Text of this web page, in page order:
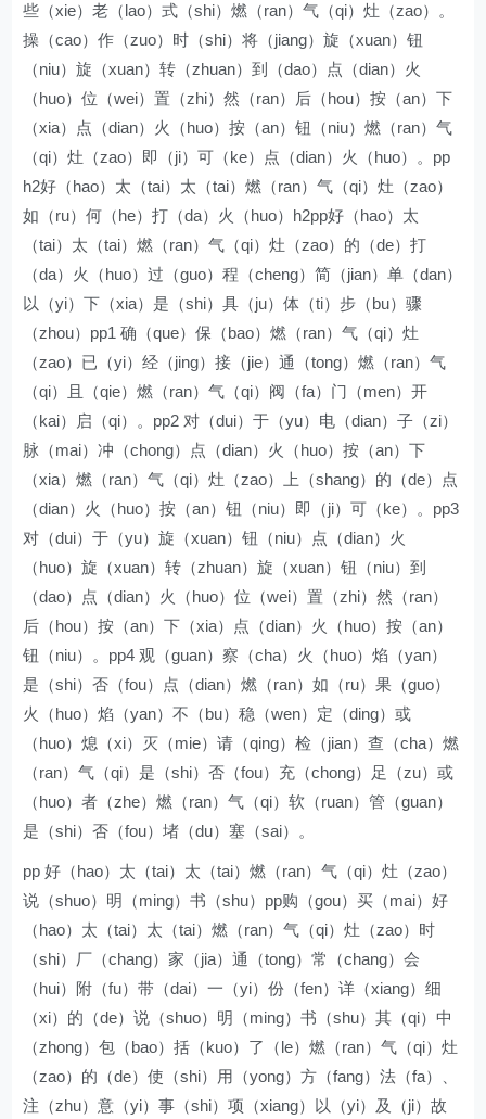
些（xie）老（lao）式（shi）燃（ran）气（qi）灶（zao）。
操（cao）作（zuo）时（shi）将（jiang）旋（xuan）钮
（niu）旋（xuan）转（zhuan）到（dao）点（dian）火
（huo）位（wei）置（zhi）然（ran）后（hou）按（an）下
（xia）点（dian）火（huo）按（an）钮（niu）燃（ran）气
（qi）灶（zao）即（ji）可（ke）点（dian）火（huo）。pp
h2好（hao）太（tai）太（tai）燃（ran）气（qi）灶（zao）
如（ru）何（he）打（da）火（huo）h2pp好（hao）太
（tai）太（tai）燃（ran）气（qi）灶（zao）的（de）打
（da）火（huo）过（guo）程（cheng）简（jian）单（dan）
以（yi）下（xia）是（shi）具（ju）体（ti）步（bu）骤
（zhou）pp1 确（que）保（bao）燃（ran）气（qi）灶
（zao）已（yi）经（jing）接（jie）通（tong）燃（ran）气
（qi）且（qie）燃（ran）气（qi）阀（fa）门（men）开
（kai）启（qi）。pp2 对（dui）于（yu）电（dian）子（zi）
脉（mai）冲（chong）点（dian）火（huo）按（an）下
（xia）燃（ran）气（qi）灶（zao）上（shang）的（de）点
（dian）火（huo）按（an）钮（niu）即（ji）可（ke）。pp3
对（dui）于（yu）旋（xuan）钮（niu）点（dian）火
（huo）旋（xuan）转（zhuan）旋（xuan）钮（niu）到
（dao）点（dian）火（huo）位（wei）置（zhi）然（ran）
后（hou）按（an）下（xia）点（dian）火（huo）按（an）
钮（niu）。pp4 观（guan）察（cha）火（huo）焰（yan）
是（shi）否（fou）点（dian）燃（ran）如（ru）果（guo）
火（huo）焰（yan）不（bu）稳（wen）定（ding）或
（huo）熄（xi）灭（mie）请（qing）检（jian）查（cha）燃
（ran）气（qi）是（shi）否（fou）充（chong）足（zu）或
（huo）者（zhe）燃（ran）气（qi）软（ruan）管（guan）
是（shi）否（fou）堵（du）塞（sai）。
pp 好（hao）太（tai）太（tai）燃（ran）气（qi）灶（zao）
说（shuo）明（ming）书（shu）pp购（gou）买（mai）好
（hao）太（tai）太（tai）燃（ran）气（qi）灶（zao）时
（shi）厂（chang）家（jia）通（tong）常（chang）会
（hui）附（fu）带（dai）一（yi）份（fen）详（xiang）细
（xi）的（de）说（shuo）明（ming）书（shu）其（qi）中
（zhong）包（bao）括（kuo）了（le）燃（ran）气（qi）灶
（zao）的（de）使（shi）用（yong）方（fang）法（fa）、
注（zhu）意（yi）事（shi）项（xiang）以（yi）及（ji）故